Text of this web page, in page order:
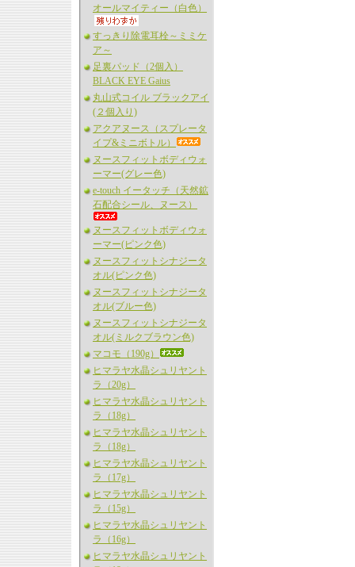
オールマイティー（白色）
すっきり除電耳栓～ミミケ
ア～
足裏パッド（2個入）
BLACK EYE Gaius
丸山式コイル ブラックアイ
(２個入り)
アクアヌース（スプレータ
イプ&ミニボトル）
ヌースフィットボディウォ
ーマー(グレー色)
e-touch イータッチ（天然鉱
石配合シール、ヌース）
ヌースフィットボディウォ
ーマー(ピンク色)
ヌースフィットシナジータ
オル(ピンク色)
ヌースフィットシナジータ
オル(ブルー色)
ヌースフィットシナジータ
オル(ミルクブラウン色)
マコモ（190g）
ヒマラヤ水晶シュリヤント
ラ（20g）
ヒマラヤ水晶シュリヤント
ラ（18g）
ヒマラヤ水晶シュリヤント
ラ（18g）
ヒマラヤ水晶シュリヤント
ラ（17g）
ヒマラヤ水晶シュリヤント
ラ（15g）
ヒマラヤ水晶シュリヤント
ラ（16g）
ヒマラヤ水晶シュリヤント